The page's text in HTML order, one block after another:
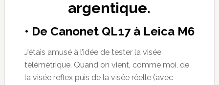
argentique.
• De Canonet QL17 à Leica M6
J’étais amusé à l’idée de tester la visée
télémétrique. Quand on vient, comme moi, de
la visée reflex puis de la visée réelle (avec